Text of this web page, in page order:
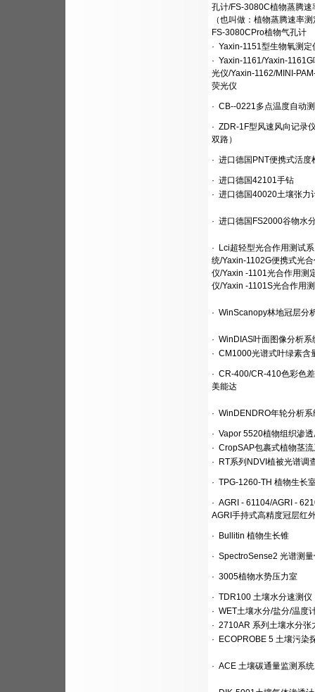
孔计/FS-3080C植物蒸腾速
（也叫做：植物蒸腾速率
FS-3080CPro植物气孔计
· Yaxin-1151型生物氧测定
· Yaxin-1161/Yaxin-
光仪/Yaxin-1162/MINI-
荧光仪
· CB--0221多点温度自动
· ZDR-1F型风速风向记录
双路）
· 进口德国PNT便携式活度
· 进口德国42101手钻
· 进口德国40020土壤张力
· 进口德国FS2000谷物水
· Lci超轻型光合作用测试系
统/Yaxin-1102G便携式光
仪/Yaxin -1101光合作用测
仪/Yaxin -1101S光合作用
· WinScanopy林地冠层分
· WinDIAS叶面图像分析系
· CM1000光谱式叶绿素含
· CR-400/CR-410色彩色
美能达
· WinDENDRO年轮分析系
· Vapor 5520植物组织渗
· CropSAP包裹式植物茎
· RT系列NDVI植被光谱调
· TPG-1260-TH 植物生长
· AGRI - 61104/AGRI -
AGRI手持式高精度冠层红
· Bullitin 植物生长锥
· SpectroSense2 光谱测量
· 3005植物水势压力室
· TDR100 土壤水分速测仪
· WET土壤水分/盐分/温度
· 2710AR 系列土壤水分张
· ECOPROBE 5 土壤污染
· ACE 土壤碳通量监测系统